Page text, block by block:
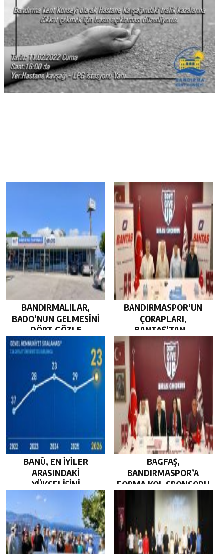
BANDIRMALILAR,
BADO’NUN GELMESİNİ
DÖRT GÖZLE
BEKLİYOR…
BANDIRMASPOR’UN
ÇORAPLARI,
BANTAŞ’TAN…
BANÜ, EN İYİLER
ARASINDAKİ
YÜKSELİŞİNİ
SÜRDÜRDÜ…
BAGFAŞ,
BANDIRMASPOR’A
FORMA KOL SPONSORU
OLARAK KUCAK AÇTI…